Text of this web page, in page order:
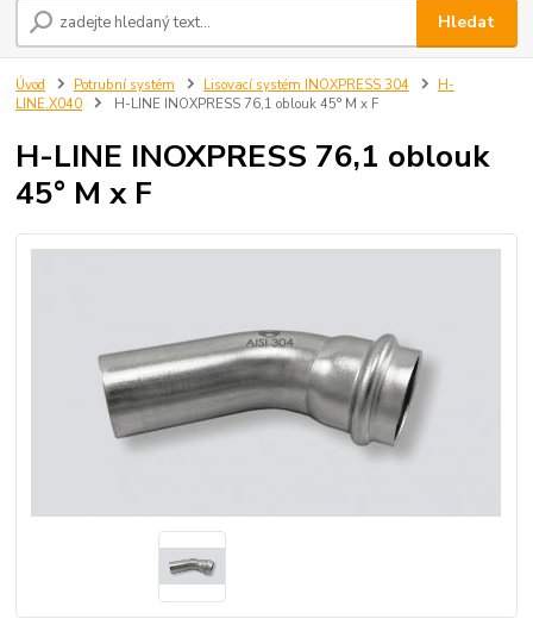
Hledat
Úvod Potrubní systém Lisovací systém INOXPRESS 304
H-
LINE.X040
H-LINE INOXPRESS 76,1 oblouk 45° M x F
H-LINE INOXPRESS 76,1 oblouk
45° M x F